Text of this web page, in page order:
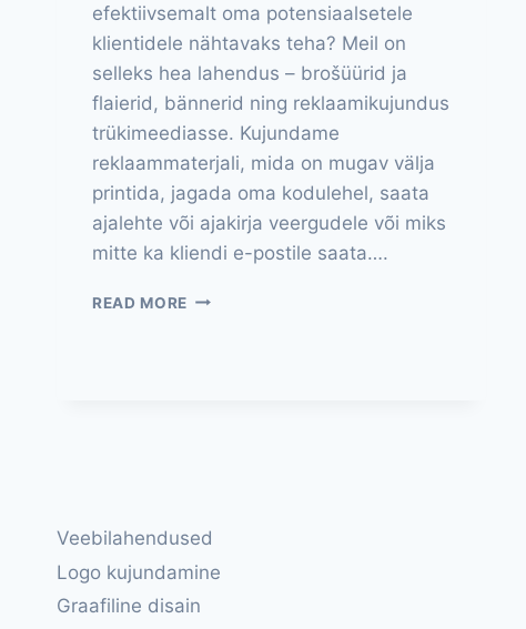
efektiivsemalt oma potensiaalsetele
klientidele nähtavaks teha? Meil on
selleks hea lahendus – brošüürid ja
flaierid, bännerid ning reklaamikujundus
trükimeediasse. Kujundame
reklaammaterjali, mida on mugav välja
printida, jagada oma kodulehel, saata
ajalehte või ajakirja veergudele või miks
mitte ka kliendi e-postile saata….
READ MORE REKLAAMIDISAIN
Veebilahendused
Logo kujundamine
Graafiline disain